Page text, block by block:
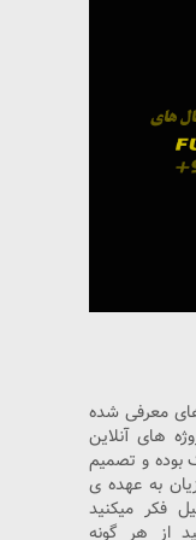
معرفی شده
های آنلاین
بوده و تصمیم
به عهده ی
فکر میکنید
از هر گونه